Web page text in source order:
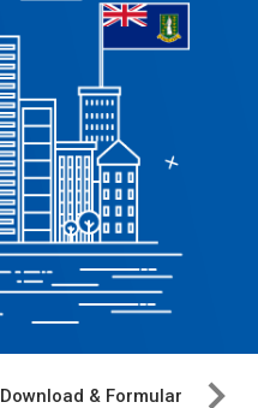
Download & Formular